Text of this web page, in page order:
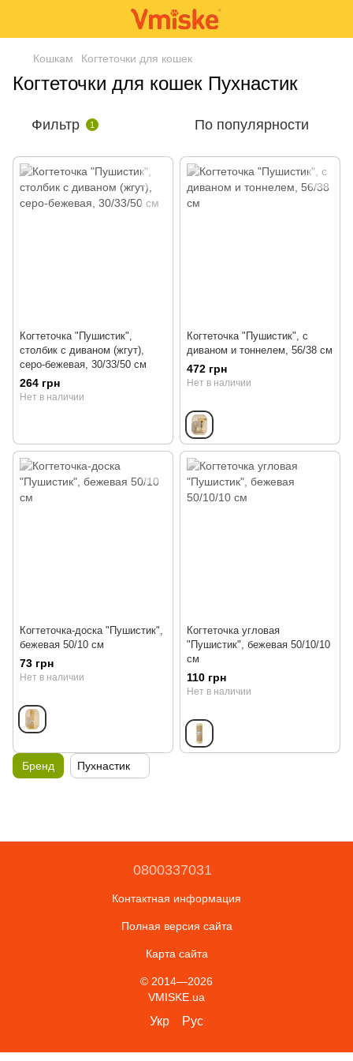
Кошкам Когтеточки для кошек
Когтеточки для кошек Пухнастик
Фильтр 1 По популярности
Когтеточка "Пушистик",
столбик с диваном (жгут),
серо-бежевая, 30/33/50 см
264 грн
Нет в наличии
Когтеточка "Пушистик", с
диваном и тоннелем, 56/38 см
472 грн
Нет в наличии
Когтеточка-доска "Пушистик",
бежевая 50/10 см
73 грн
Нет в наличии
Когтеточка угловая
"Пушистик", бежевая 50/10/10
см
110 грн
Нет в наличии
Бренд Пухнастик
0800337031
Контактная информация
Полная версия сайта
Карта сайта
© 2014—2026
VMISKE.ua
Укр Рус